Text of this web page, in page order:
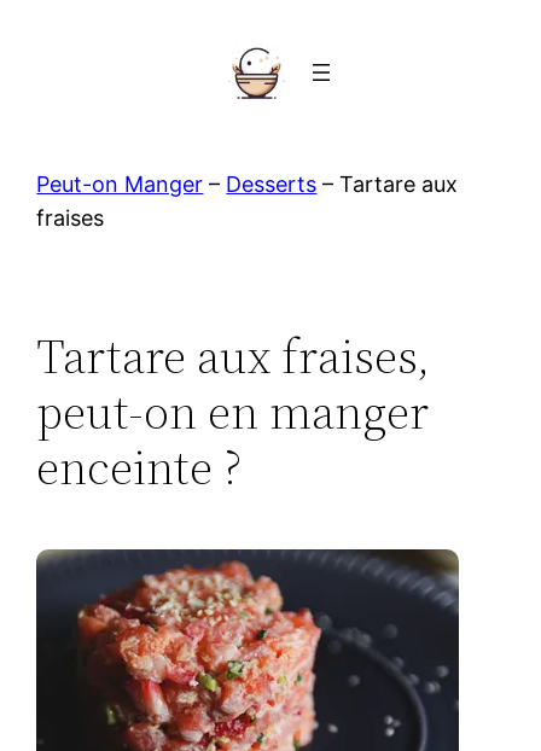
Peut-on Manger – Desserts –Tartare aux
fraises
Tartare aux fraises,
peut-on en manger
enceinte ?